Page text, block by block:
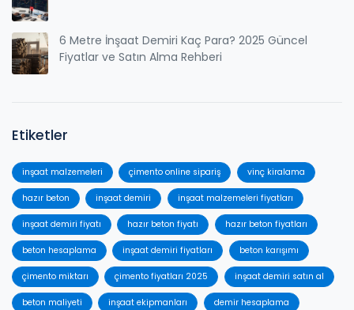
6 Metre İnşaat Demiri Kaç Para? 2025 Güncel
Fiyatlar ve Satın Alma Rehberi
Etiketler
inşaat malzemeleri çimento online sipariş vinç kiralama
hazır beton inşaat demiri inşaat malzemeleri fiyatları
inşaat demiri fiyatı hazır beton fiyatı hazır beton fiyatları
beton hesaplama inşaat demiri fiyatları beton karışımı
çimento miktarı çimento fiyatları 2025 inşaat demiri satın al
beton maliyeti inşaat ekipmanları demir hesaplama